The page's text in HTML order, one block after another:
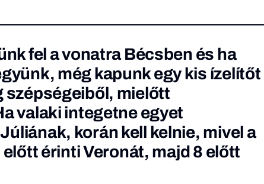
fel a vonatra Bécsben és ha
még kapunk egy kis ízelítőt
szépségeiből, mielőtt
valaki integetne egyet
korán kell kelnie, mivel a
érinti Veronát, majd 8 előtt